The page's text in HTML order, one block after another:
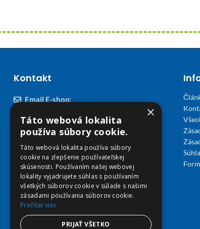
Kontakt
Email E-shop:
podpora@viplekaren.sk
Telefón E-shop:
0911 678 900(Po - Pia 7:30 - 15:30)
Telefón kamenná Lekáreň VIP Košice:
055 307 78 30
(Po - Ne 8:00 - 18:00)
Adresa Lekáreň VIP:
Severné nábrežie 45, 040 01 Košice
×
Táto webová lokalita
používa súbory cookie.
Táto webová lokalita používa súbory
cookie na zlepšenie používateľskej
skúsenosti. Používaním našej webovej
lokality vyjadrujete súhlas s používaním
všetkých súborov cookie v súlade s našimi
zásadami používania súborov cookie.
Prečítať viac
PRIJAŤ VŠETKO